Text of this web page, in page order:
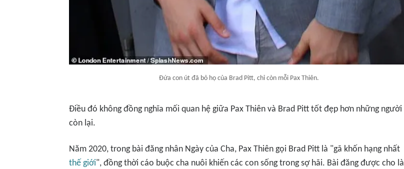
Đứa con út đã bỏ họ của Brad Pitt, chỉ còn mỗi Pax Thiên.
Điều đó không đồng nghĩa mối quan hệ giữa Pax Thiên và Brad Pitt tốt đẹp hơn những người
còn lại.
Năm 2020, trong bài đăng nhân Ngày của Cha, Pax Thiên gọi Brad Pitt là "gã khốn hạng nhất
thế giới", đồng thời cáo buộc cha nuôi khiến các con sống trong sợ hãi. Bài đăng được cho là